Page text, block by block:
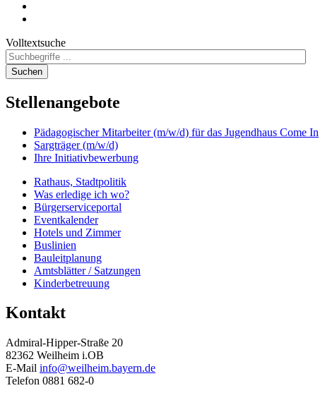
Volltextsuche
Suchen
Stellenangebote
Pädagogischer Mitarbeiter (m/w/d) für das Jugendhaus Come In
Sargträger (m/w/d)
Ihre Initiativbewerbung
Rathaus, Stadtpolitik
Was erledige ich wo?
Bürgerserviceportal
Eventkalender
Hotels und Zimmer
Buslinien
Bauleitplanung
Amtsblätter / Satzungen
Kinderbetreuung
Kontakt
Admiral-Hipper-Straße 20
82362 Weilheim i.OB
E-Mail info@weilheim.bayern.de
Telefon 0881 682-0